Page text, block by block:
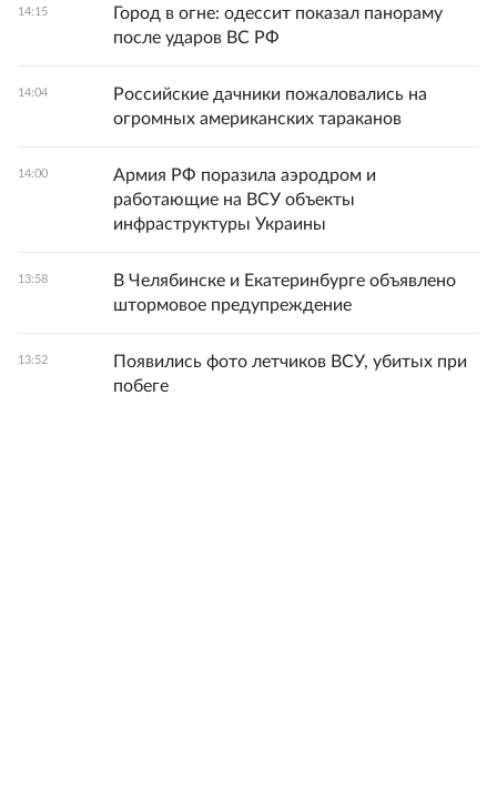
14:15
Город в огне: одессит показал панораму
после ударов ВС РФ
14:04
Российские дачники пожаловались на
огромных американских тараканов
14:00
Армия РФ поразила аэродром и
работающие на ВСУ объекты
инфраструктуры Украины
13:58
В Челябинске и Екатеринбурге объявлено
штормовое предупреждение
13:52
Появились фото летчиков ВСУ, убитых при
побеге